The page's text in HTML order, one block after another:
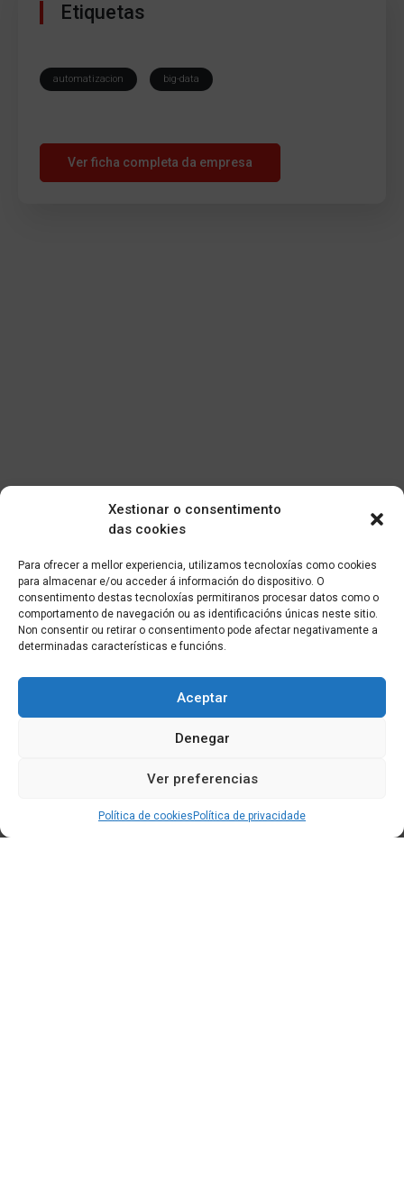
Xestionar o consentimento
das cookies
Para ofrecer a mellor experiencia, utilizamos tecnoloxías como cookies
para almacenar e/ou acceder á información do dispositivo. O
consentimento destas tecnoloxías permitiranos procesar datos como o
comportamento de navegación ou as identificacións únicas neste sitio.
Non consentir ou retirar o consentimento pode afectar negativamente a
determinadas características e funcións.
Aceptar
Denegar
Ver preferencias
Política de cookies Política de privacidade
Etiquetas
automatizacion big-data
Ver ficha completa da empresa